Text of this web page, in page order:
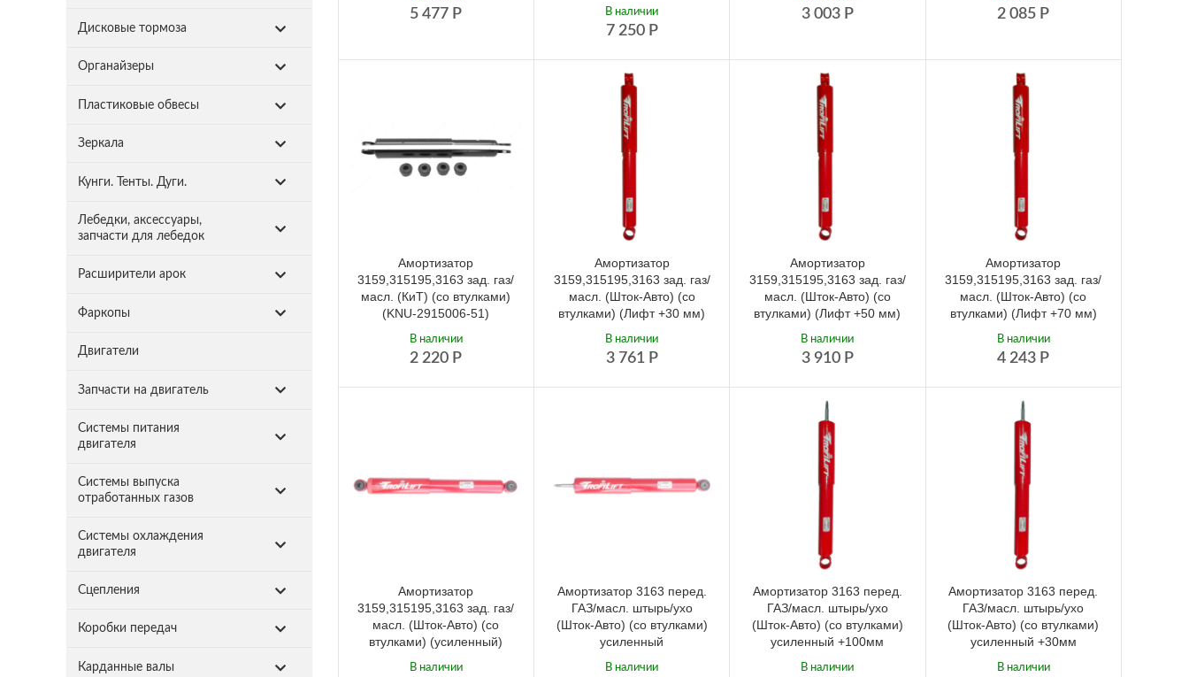
Дисковые тормоза
Органайзеры
Пластиковые обвесы
Зеркала
Кунги. Тенты. Дуги.
Лебедки, аксессуары,
запчасти для лебедок
Расширители арок
Фаркопы
Двигатели
Запчасти на двигатель
Системы питания
двигателя
Системы выпуска
отработанных газов
Системы охлаждения
двигателя
Сцепления
Коробки передач
Карданные валы
5 477 Р
7 250 Р
В наличии 3 003 Р 2 085 Р
Амортизатор
3159,315195,3163 зад. газ/
масл. (КиТ) (со втулками)
(KNU-2915006-51)
2 220 Р
В наличии
Амортизатор
3159,315195,3163 зад. газ/
масл. (Шток-Авто) (со
втулками) (Лифт +30 мм)
3 761 Р
В наличии
Амортизатор
3159,315195,3163 зад. газ/
масл. (Шток-Авто) (со
втулками) (Лифт +50 мм)
3 910 Р
В наличии
Амортизатор
3159,315195,3163 зад. газ/
масл. (Шток-Авто) (со
втулками) (Лифт +70 мм)
4 243 Р
В наличии
Амортизатор
3159,315195,3163 зад. газ/
масл. (Шток-Авто) (со
втулками) (усиленный)
В наличии
Амортизатор 3163 перед.
ГАЗ/масл. штырь/ухо
(Шток-Авто) (со втулками)
усиленный
В наличии
Амортизатор 3163 перед.
ГАЗ/масл. штырь/ухо
(Шток-Авто) (со втулками)
усиленный +100мм
В наличии
Амортизатор 3163 перед.
ГАЗ/масл. штырь/ухо
(Шток-Авто) (со втулками)
усиленный +30мм
В наличии